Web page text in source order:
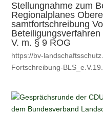
Stellungnahme zum
Regionalplanes
samtfortschreibung
V. m. § 9 ROG
https://bv-
Fortschreibung-